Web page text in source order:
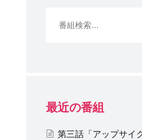
最近の番組
第三話「アップサイ